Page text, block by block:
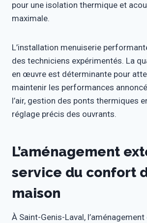
pour une isolation thermique et
maximale.
L’installation menuiserie
des techniciens expérimentés. La
en œuvre est déterminante pour
maintenir les performances
l’air, gestion des ponts thermiques
réglage précis des ouvrants.
L’aménagement
service du confort
maison
À Saint-Genis-Laval, l’aménagement